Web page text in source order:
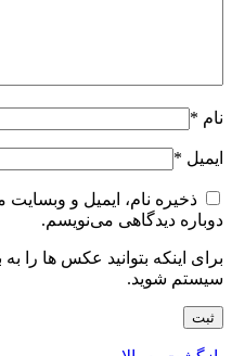
نام *
ایمیل *
ذخیره نام، ایمیل و
دوباره دیدگاهی می‌نویسم.
برای اینکه بتوانید عکس ها را
سیستم شوید.